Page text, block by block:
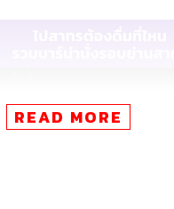
READ MORE